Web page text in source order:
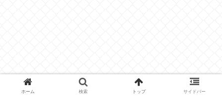
ホーム 検索 トップ サイドバー